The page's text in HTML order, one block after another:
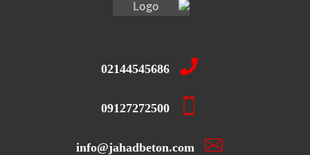
02144545686
09127272500
info@jahadbeton.com